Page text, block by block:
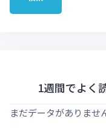
1週間でよく
まだデータがありませ